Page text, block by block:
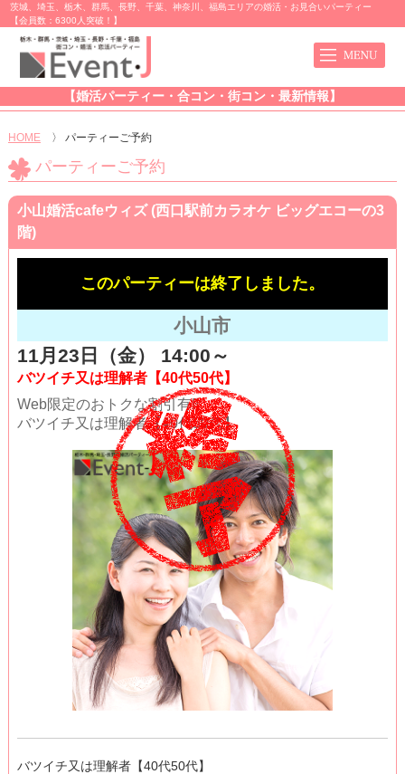
茨城、埼玉、栃木、群馬、長野、千葉、神奈川、福島エリアの婚活・お見合いパーティー
【会員数：6300人突破！】
【婚活パーティー・合コン・街コン・最新情報】
HOME 〉 パーティーご予約
パーティーご予約
小山婚活cafeウィズ (西口駅前カラオケ ビッグエコーの3
階)
このパーティーは終了しました。
小山市
11月23日（金） 14:00～
バツイチ又は理解者【40代50代】
Web限定のおトクな割引有!!
バツイチ又は理解者【40代50代】
バツイチ又は理解者【40代50代】